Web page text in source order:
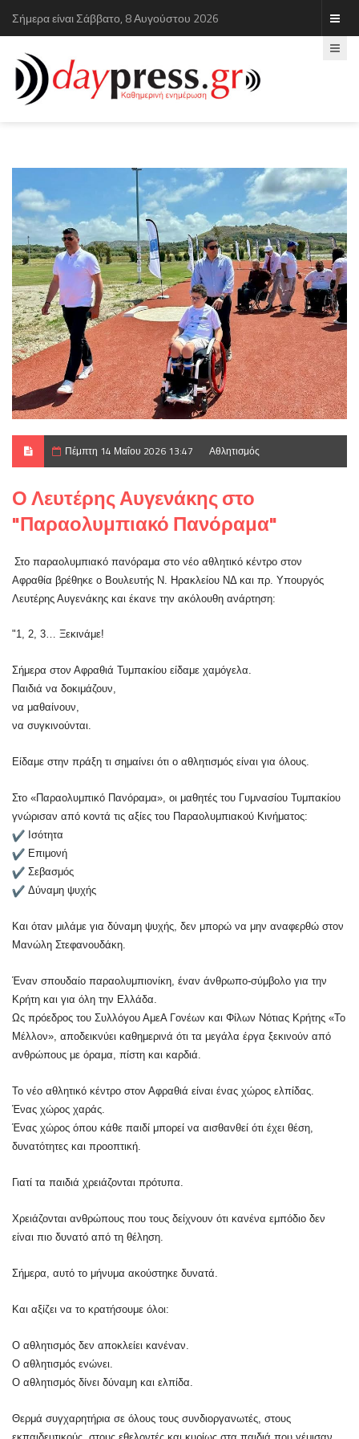
Σήμερα είναι Σάββατο, 8 Αυγούστου 2026
Πέμπτη 14 Μαΐου 2026 13:47 Αθλητισμός
Ο Λευτέρης Αυγενάκης στο
"Παραολυμπιακό Πανόραμα"
Στο παραολυμπιακό πανόραμα στο νέο αθλητικό κέντρο στον
Αφραθία βρέθηκε ο Βουλευτής Ν. Ηρακλείου ΝΔ και πρ. Υπουργός
Λευτέρης Αυγενάκης και έκανε την ακόλουθη ανάρτηση:
"1, 2, 3… Ξεκινάμε!
Σήμερα στον Αφραθιά Τυμπακίου είδαμε χαμόγελα.
Παιδιά να δοκιμάζουν,
να μαθαίνουν,
να συγκινούνται.
Είδαμε στην πράξη τι σημαίνει ότι ο αθλητισμός είναι για όλους.
Στο «Παραολυμπικό Πανόραμα», οι μαθητές του Γυμνασίου Τυμπακίου
γνώρισαν από κοντά τις αξίες του Παραολυμπιακού Κινήματος:
Ισότητα
Επιμονή
Σεβασμός
Δύναμη ψυχής
Και όταν μιλάμε για δύναμη ψυχής, δεν μπορώ να μην αναφερθώ στον
Μανώλη Στεφανουδάκη.
Έναν σπουδαίο παραολυμπιονίκη, έναν άνθρωπο-σύμβολο για την
Κρήτη και για όλη την Ελλάδα.
Ως πρόεδρος του Συλλόγου ΑμεΑ Γονέων και Φίλων Νότιας Κρήτης «Το
Μέλλον», αποδεικνύει καθημερινά ότι τα μεγάλα έργα ξεκινούν από
ανθρώπους με όραμα, πίστη και καρδιά.
Το νέο αθλητικό κέντρο στον Αφραθιά είναι ένας χώρος ελπίδας.
Ένας χώρος χαράς.
Ένας χώρος όπου κάθε παιδί μπορεί να αισθανθεί ότι έχει θέση,
δυνατότητες και προοπτική.
Γιατί τα παιδιά χρειάζονται πρότυπα.
Χρειάζονται ανθρώπους που τους δείχνουν ότι κανένα εμπόδιο δεν
είναι πιο δυνατό από τη θέληση.
Σήμερα, αυτό το μήνυμα ακούστηκε δυνατά.
Και αξίζει να το κρατήσουμε όλοι:
Ο αθλητισμός δεν αποκλείει κανέναν.
Ο αθλητισμός ενώνει.
Ο αθλητισμός δίνει δύναμη και ελπίδα.
Θερμά συγχαρητήρια σε όλους τους συνδιοργανωτές, στους